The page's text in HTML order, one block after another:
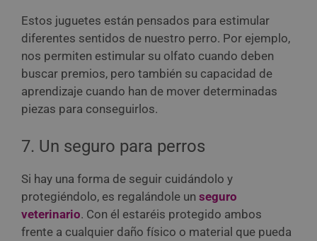
Estos juguetes están pensados para estimular
diferentes sentidos de nuestro perro. Por ejemplo,
nos permiten estimular su olfato cuando deben
buscar premios, pero también su capacidad de
aprendizaje cuando han de mover determinadas
piezas para conseguirlos.
7. Un seguro para perros
Si hay una forma de seguir cuidándolo y
protegiéndolo, es regalándole un seguro
veterinario. Con él estaréis protegido ambos
frente a cualquier daño físico o material que pueda